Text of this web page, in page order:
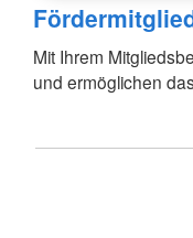
Mit Ihrem
und ermöglichen